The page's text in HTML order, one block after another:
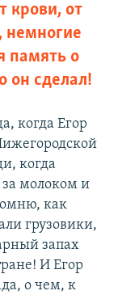
крови, от
немногие
память о
он сделал!
когда Егор
когда
за молоком и
как
грузовики,
запах
И Егор
о чем, к